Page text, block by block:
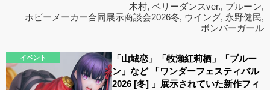
木村, ベリーダンスver., プルーン,
ホビーメーカー合同展示商談会2026冬, ウイング, 永野健民,
ボンバーガール
イベント
「山城恋」「牧瀬紅莉栖」「プルー
ン」など 「ワンダーフェスティバル
2026 [冬] 」展示されていた新作フィ